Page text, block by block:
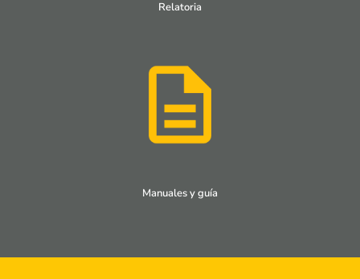
Relatoria
Manuales y guía